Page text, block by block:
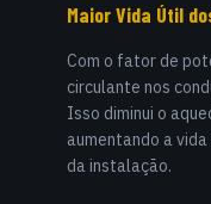
Maior Vida Útil
Com o fator de
circulante nos
Isso diminui o
aumentando a
da instalação.